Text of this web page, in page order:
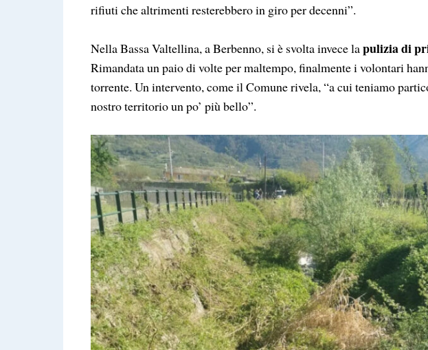
rifiuti che altrimenti resterebbero in giro per decenni”.
Nella Bassa Valtellina, a Berbenno, si è svolta invece lapulizia di
Rimandata un paio di volte per maltempo, finalmente i volontari
torrente. Un intervento, come il Comune rivela, “a cui teniamo
nostro territorio un po’ più bello”.